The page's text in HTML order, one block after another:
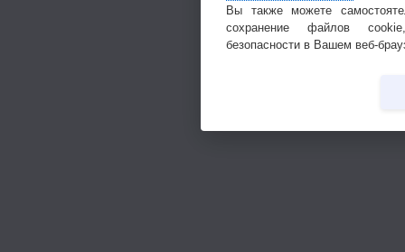
Вы также можете
сохранение файлов
безопасности в Вашем веб-